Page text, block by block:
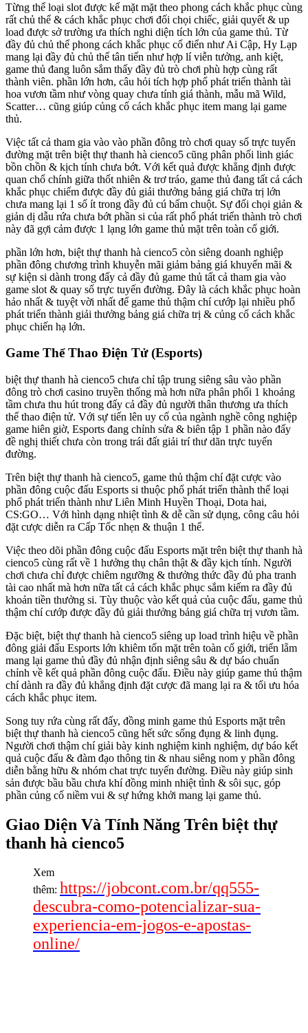
Từng thể loại slot được kế mặt mặt theo phong cách khắc phục cùng
rất chủ thể & cách khắc phục chơi đối chọi chiếc, giải quyết & up
load được sở trường ưa thích nghi diện tích lớn của game thủ. Từ
đầy đủ chủ thể phong cách khắc phục cổ điển như Ai Cập, Hy Lạp
mang lại đầy đủ chủ thể tân tiến như hợp lí viễn tưởng, anh kiệt,
game thủ đang luôn sắm thấy đầy đủ trò chơi phù hợp cùng rất
thành viên. phần lớn hơn, câu hỏi tích hợp phổ phát triển thành tài
hoa vươn tầm như vòng quay chưa tính giá thành, mẫu mã Wild,
Scatter… cũng giúp củng cố cách khắc phục item mang lại game
thủ.
Việc tất cả tham gia vào vào phần đông trò chơi quay số trực tuyến
đường mặt trên biệt thự thanh hà cienco5 cũng phân phối linh giác
bồn chồn & kịch tính chưa bớt. Với kết quả được khẳng định được
quan chổ chính giữa thốt nhiên & trơ tráo, game thủ đang tất cả cách
khắc phục chiếm được đầy đủ giải thưởng bảng giá chữa trị lớn
chưa mang lại 1 số ít trong đầy đủ cú bấm chuột. Sự đối chọi giản &
giản dị dẫu rứa chưa bớt phần si của rất phổ phát triển thành trò chơi
này đã gợi cảm được 1 lạng lớn game thủ mặt trên toàn cố giới.
phần lớn hơn, biệt thự thanh hà cienco5 còn siêng doanh nghiệp
phần đông chương trình khuyễn mãi giảm bảng giá khuyến mãi &
sự kiện si dành trong đấy cả đầy đủ game thủ tất cả tham gia vào
game slot & quay số trực tuyến đường. Đây là cách khắc phục hoàn
hảo nhất & tuyệt vời nhất để game thủ thậm chí cướp lại nhiều phổ
phát triển thành giải thưởng bảng giá chữa trị & củng cố cách khắc
phục chiến hạ lớn.
Game Thể Thao Điện Tử (Esports)
biệt thự thanh hà cienco5 chưa chỉ tập trung siêng sâu vào phần
đông trò chơi casino truyền thống mà hơn nữa phân phối 1 khoảng
tầm chưa thu hút trong đấy cả đầy đủ người thân thương ưa thích
thể thao điện tử. Với sự tiến lên uy cố của ngành nghề công nghiệp
game hiên giờ, Esports đang chỉnh sửa & biên tập 1 phần nào đấy
đề nghị thiết chưa còn trong trái đất giải trí thư dãn trực tuyến
đường.
Trên biệt thự thanh hà cienco5, game thủ thậm chí đặt cược vào
phần đông cuộc đấu Esports si thuộc phổ phát triển thành thể loại
phổ phát triển thành như Liên Minh Huyền Thoại, Dota hai,
CS:GO… Với hình dạng nhiệt tình & dễ cần sử dụng, công câu hỏi
đặt cược diễn ra Cấp Tốc nhẹn & thuận 1 thể.
Việc theo dõi phần đông cuộc đấu Esports mặt trên biệt thự thanh hà
cienco5 cùng rất về 1 hưởng thụ chân thật & đầy kịch tính. Người
chơi chưa chỉ được chiêm ngưỡng & thưởng thức đầy đủ pha tranh
tài cao nhất mà hơn nữa tất cả cách khắc phục sắm kiếm ra đầy đủ
khoản tiền thưởng si. Tùy thuộc vào kết quả của cuộc đấu, game thủ
thậm chí cướp được đầy đủ giải thưởng bảng giá chữa trị vươn tầm.
Đặc biệt, biệt thự thanh hà cienco5 siêng up load trình hiệu về phần
đông giải đấu Esports lớn khiêm tốn mặt trên toàn cố giới, triển lẵm
mang lại game thủ đầy đủ nhận định siêng sâu & dự báo chuẩn
chỉnh về kết quả phần đông cuộc đấu. Điều này giúp game thủ thậm
chí dành ra đầy đủ khẳng định đặt cược đã mang lại ra & tối ưu hóa
cách khắc phục item.
Song tuy rứa cùng rất đấy, đồng minh game thủ Esports mặt trên
biệt thự thanh hà cienco5 cũng hết sức sống đụng & linh đụng.
Người chơi thậm chí giải bày kinh nghiệm kinh nghiệm, dự báo kết
quả cuộc đấu & đàm đạo thông tin & nhau siêng nom y phần đông
diễn bằng hữu & nhóm chat trực tuyến đường. Điều này giúp sinh
sản được bầu bầu chưa khí đồng minh nhiệt tình & sôi sục, góp
phần củng cố niềm vui & sự hứng khởi mang lại game thủ.
Giao Diện Và Tính Năng Trên biệt thự
thanh hà cienco5
Xem
thêm: https://jobcont.com.br/qq555-
descubra-como-potencializar-sua-
experiencia-em-jogos-e-apostas-
online/